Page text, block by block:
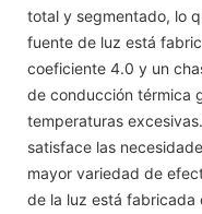
total y segmentado, lo
fuente de luz está
coeficiente 4.0 y un
de conducción térmica
temperaturas
satisface las
mayor variedad de
de la luz está fabricada